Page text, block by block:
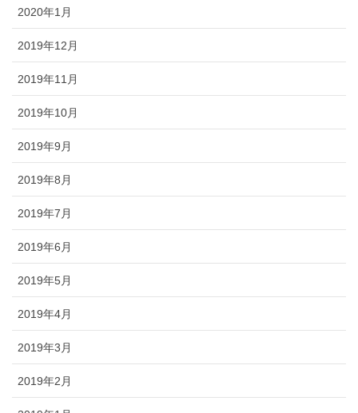
2020年1月
2019年12月
2019年11月
2019年10月
2019年9月
2019年8月
2019年7月
2019年6月
2019年5月
2019年4月
2019年3月
2019年2月